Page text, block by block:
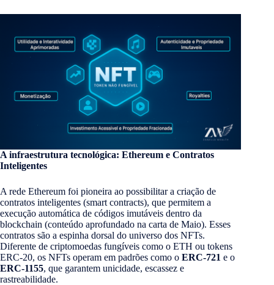
A infraestrutura tecnológica: Ethereum e Contratos
Inteligentes
A rede Ethereum foi pioneira ao possibilitar a criação de
contratos inteligentes (smart contracts), que permitem a
execução automática de códigos imutáveis dentro da
blockchain (conteúdo aprofundado na carta de Maio). Esses
contratos são a espinha dorsal do universo dos NFTs.
Diferente de criptomoedas fungíveis como o ETH ou tokens
ERC-20, os NFTs operam em padrões como o ERC-721 e o
ERC-1155, que garantem unicidade, escassez e
rastreabilidade.